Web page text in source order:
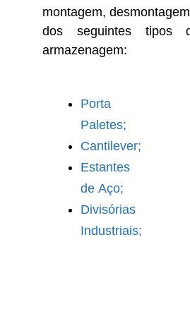
montagem,
dos seguintes tipos
armazenagem:
Porta
Paletes;
Cantilever;
Estantes
de Aço;
Divisórias
Industriais;